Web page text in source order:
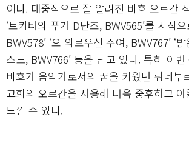
이다. 대중적으로 잘 알려진 바흐 오르간
‘토카타와 푸가 D단조, BWV565’를 시작
BWV578’ ‘오 의로우신 주여, BWV767’ ‘
스도, BWV766’ 등을 담고 있다. 특히 이
바흐가 음악가로서의 꿈을 키웠던 뤼네부
교회의 오르간을 사용해 더욱 중후하고
느낄 수 있다.